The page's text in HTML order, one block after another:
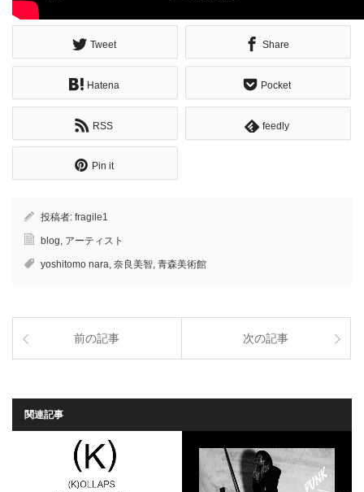
Tweet Share
Hatena Pocket
RSS feedly
Pin it
投稿者: fragile1
blog, アーティスト
yoshitomo nara, 奈良美智, 青森美術館
前の記事 次の記事
関連記事